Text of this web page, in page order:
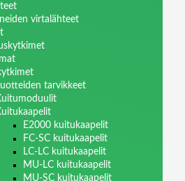
virtalähteet
tarvikkeet
E2000 kuitukaapelit
FC-SC kuitukaapelit
LC-LC kuitukaapelit
MU-LC kuitukaapelit
MU-SC kuitukaapelit